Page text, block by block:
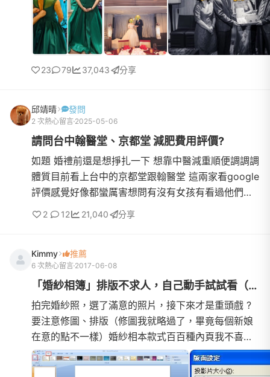
23 79 37,043 分享
邱靖晴 發問
2 次熱心留言 2025-05-06
請問台中翰醫堂、京都堂 減肥費用評價?
如題 婚禮前還是想掙扎一下 想靠中醫減重順便調調調
體質目前看上台中的京都堂跟翰醫堂 這兩家看google
評價感覺好像都蠻厲害想問有沒有女孩有看過他們的
減重門診？效果如何？會不會狂推銷一堆藥？有沒有
2 12 21,040 分享
Kimmy 推薦
6 次熱心留言 2017-06-08
「婚紗相簿」排版不求人，自己動手試試看（圖多）
拍完婚紗照，選了滿意的照片，接下來才是重頭戲 ?
要注意修圖、排版（修圖我就略過了，畢竟每個新娘
在意的點不一樣）婚紗相本款式百百種內頁我不喜歡
❌ 太多花紋 ❌ 浮水印 ❌ 英文詞彙 ❌也許不豐
富，也許太過於單調，不過我就是喜歡簡簡單單 ?十